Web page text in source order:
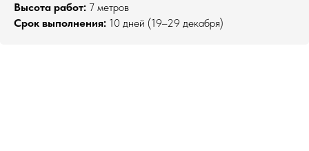
Высота работ: 7 метров
Срок выполнения: 10 дней (19–29 декабря)